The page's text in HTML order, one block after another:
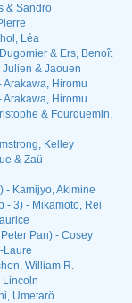
& Sandro
Léa
& Ers, Benoît
& Jaouen
Arakawa, Hiromu
Arakawa, Hiromu
& Fourquemin,
Kelley
& Zaü
- Kamijyo, Akimine
- 3) - Mikamoto, Rei
Pan) - Cosey
Laure
William R.
Lincoln
Umetarô